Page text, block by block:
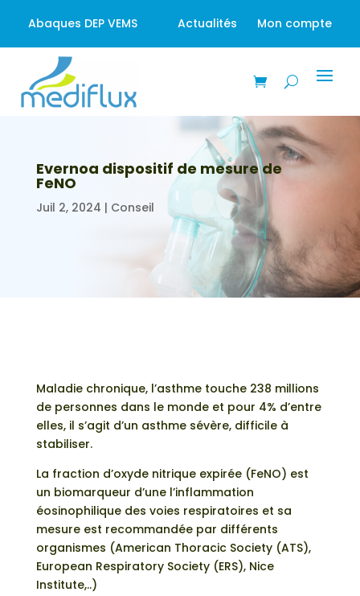
Abaques DEP VEMS Actualités Mon compte
Evernoa dispositif de mesure de
FeNO
Juil 2, 2024 | Conseil
Maladie chronique, l’asthme touche 238 millions
de personnes dans le monde et pour 4% d’entre
elles, il s’agit d’un asthme sévère, difficile à
stabiliser.
La fraction d’oxyde nitrique expirée (FeNO) est
un biomarqueur d’une l’inflammation
éosinophilique des voies respiratoires et sa
mesure est recommandée par différents
organismes (American Thoracic Society (ATS),
European Respiratory Society (ERS), Nice
Institute,..)